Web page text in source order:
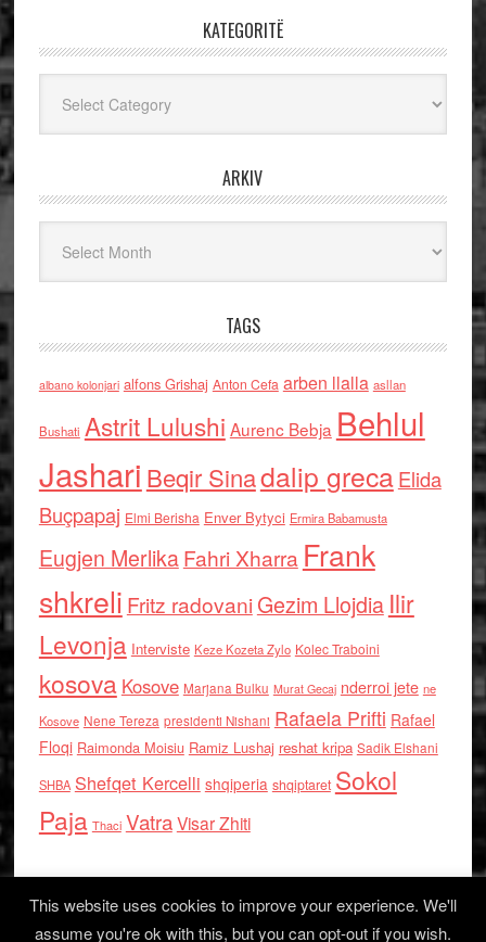
KATEGORITË
ARKIV
TAGS
albano kolonjari alfons Grishaj Anton Cefa arben llalla asllan
Bushati Astrit Lulushi Aurenc Bebja Behlul
Jashari Beqir Sinadalip grecaElida
Buçpapaj Elmi Berisha Enver Bytyci Ermira Babamusta
Eugjen MerlikaFahri Xharra Frank
shkreli Fritz radovaniGezim Llojdia Ilir
Levonja Interviste Keze Kozeta Zylo Kolec Traboini
kosova Kosove Marjana Bulku Murat Gecaj nderroi jete ne
Kosove Nene Tereza presidenti Nishani Rafaela Prifti Rafael
Floqi Raimonda Moisiu Ramiz Lushaj reshat kripa Sadik Elshani
SHBA Shefqet Kercelli shqiperia shqiptaret Sokol
Paja Thaci VatraVisar Zhiti
This website uses cookies to improve your experience. We'll
assume you're ok with this, but you can opt-out if you wish.